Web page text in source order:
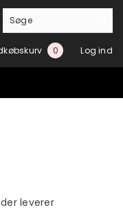
00
Log ind
leverer